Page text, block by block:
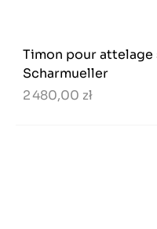
Timon pour attelage
Scharmueller
2 480,00 zł